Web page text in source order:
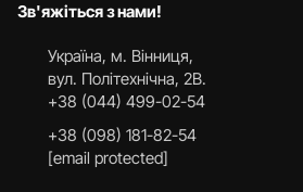
Зв'яжіться з нами!
Українa, м. Вінниця,
вул. Політехнічна, 2В.
+38 (044) 499-02-54
+38 (098) 181-82-54
[email protected]